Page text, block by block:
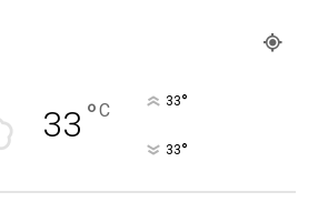
33 °C 33°
33°